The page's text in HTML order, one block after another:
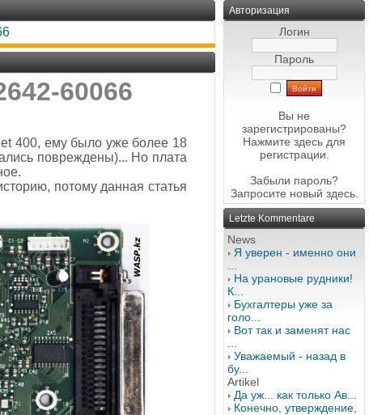
60066
400, ему было уже более 18
повреждены)... Но плата
потому данная статья
Авторизация
Логин
Пароль
Вы не
зарегистрированы?
Нажмите здесь для
регистрации.
Забыли пароль?
Запросите новый здесь.
Letzte Kommentare
News
Я уверен - именно они
На урановые рудники!
К...
Бухгалтеры уже за
голо...
Вот так и заменят нас
Уважаемый - назад в
бу...
Artikel
Да уж... как только Ав...
Конечно, утверждение,